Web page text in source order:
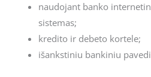
naudojant banko
sistemas;
kredito ir debeto kortele;
išankstiniu bankiniu